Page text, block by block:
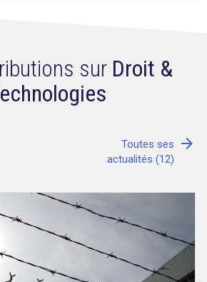
Tout sur le RGPD
sur le droit de l'innovation
CONTACT
sur Droit &
Toutes ses
actualités (12)
arrow_forward